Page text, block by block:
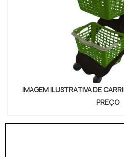
IMAGEM ILUSTRATIVA DE
PREÇO